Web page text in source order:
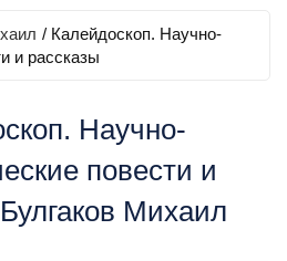
/ Калейдоскоп. Научно-
и рассказы
Научно-
повести и
Михаил